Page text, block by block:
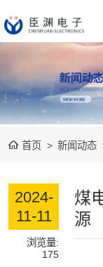
首页 > 新闻动态
2024-
11-11
浏览量:
175
煤
源
配套负载系列
电动机保护器系
列
电参仪表系列
温湿度控制器系
开关柜局放在线